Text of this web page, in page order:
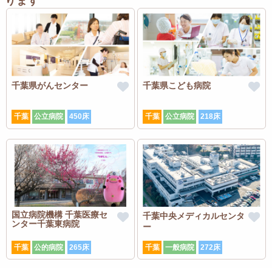
千葉県がんセンター
千葉 公立病院 450床
千葉県こども病院
千葉 公立病院 218床
国立病院機構 千葉医療セ
ンター千葉東病院
千葉 公的病院 265床
千葉中央メディカルセンタ
ー
千葉 一般病院 272床